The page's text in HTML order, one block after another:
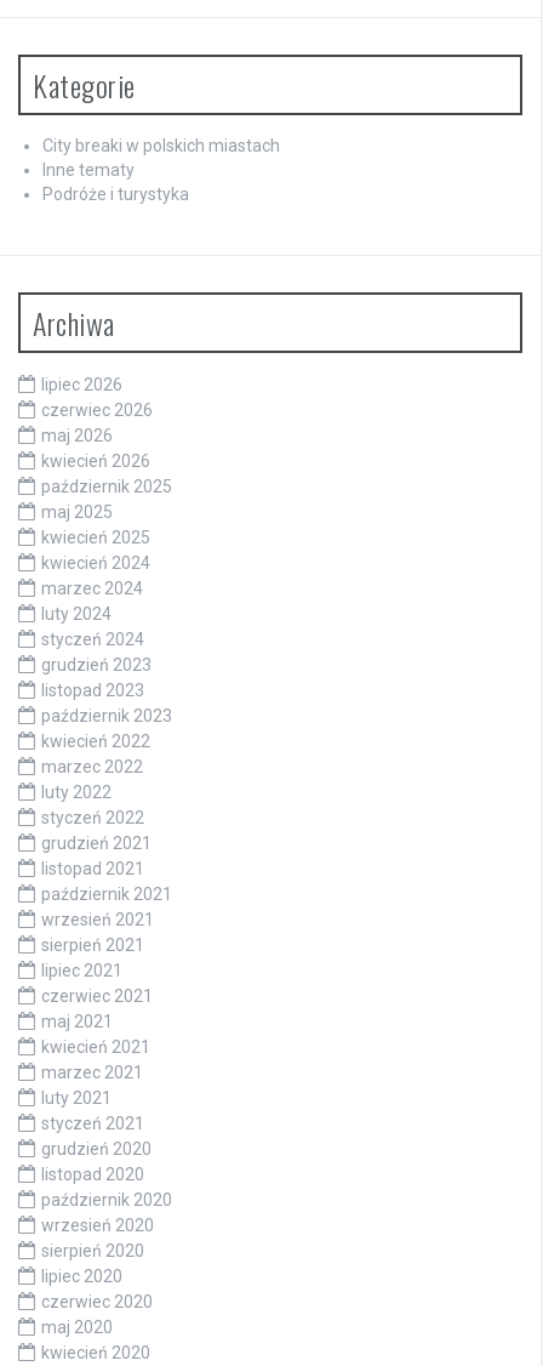
Kategorie
City breaki w polskich miastach
Inne tematy
Podróże i turystyka
Archiwa
lipiec 2026
czerwiec 2026
maj 2026
kwiecień 2026
październik 2025
maj 2025
kwiecień 2025
kwiecień 2024
marzec 2024
luty 2024
styczeń 2024
grudzień 2023
listopad 2023
październik 2023
kwiecień 2022
marzec 2022
luty 2022
styczeń 2022
grudzień 2021
listopad 2021
październik 2021
wrzesień 2021
sierpień 2021
lipiec 2021
czerwiec 2021
maj 2021
kwiecień 2021
marzec 2021
luty 2021
styczeń 2021
grudzień 2020
listopad 2020
październik 2020
wrzesień 2020
sierpień 2020
lipiec 2020
czerwiec 2020
maj 2020
kwiecień 2020